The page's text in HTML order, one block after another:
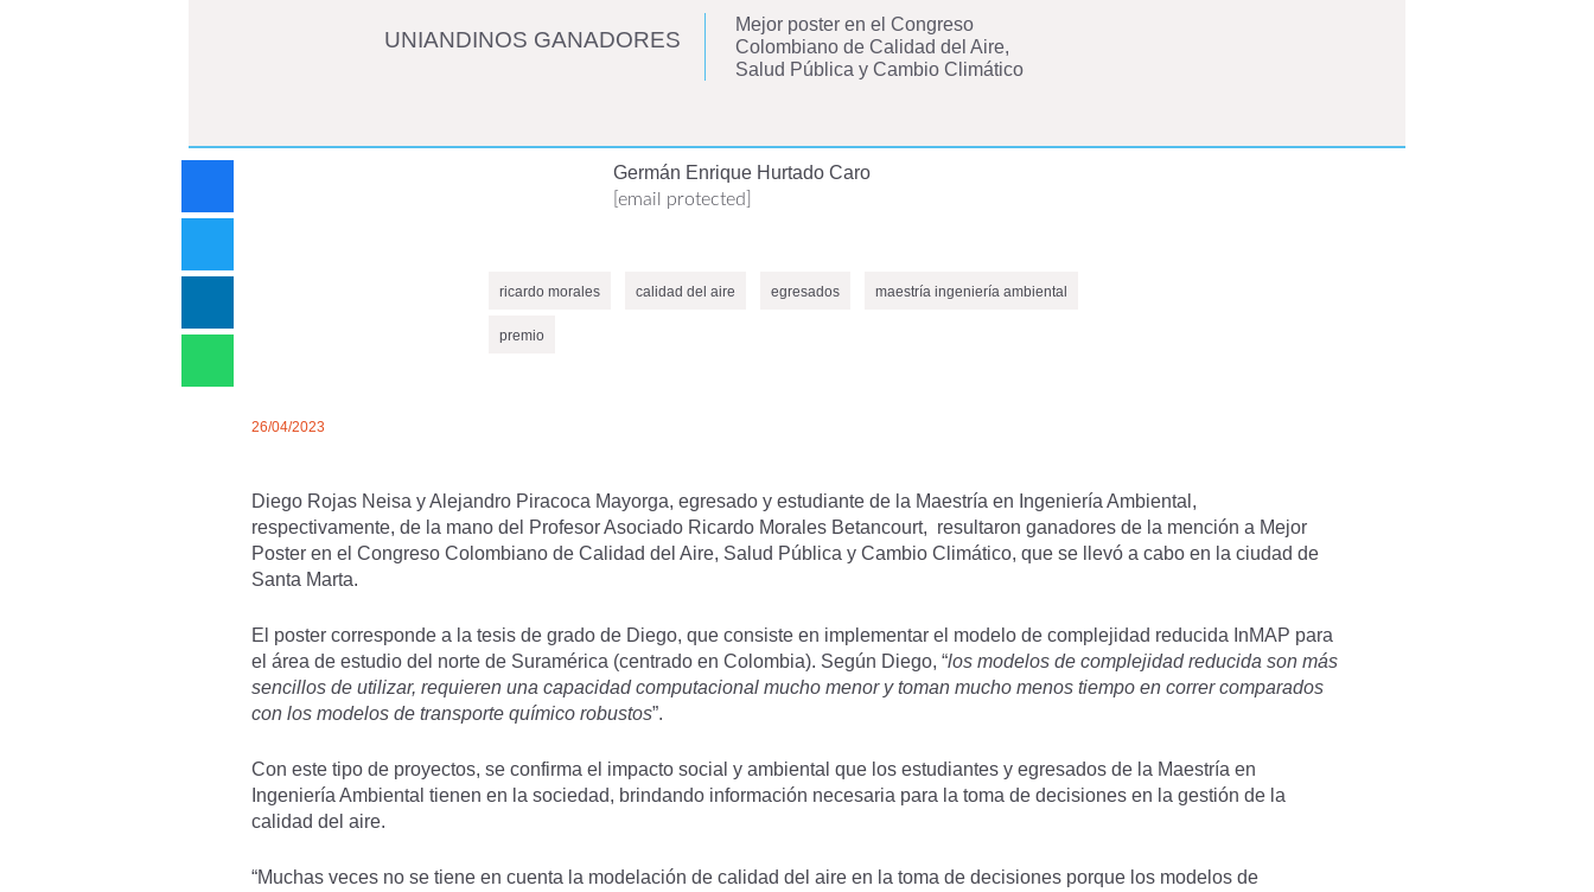
UNIANDINOS GANADORES
Mejor poster en el Congreso
Colombiano de Calidad del Aire,
Salud Pública y Cambio Climático
Germán Enrique Hurtado Caro
[email protected]
ricardo morales calidad del aire egresados maestría ingeniería ambiental
premio
26/04/2023
Diego Rojas Neisa y Alejandro Piracoca Mayorga, egresado y estudiante de la Maestría en Ingeniería Ambiental,
respectivamente, de la mano del Profesor Asociado Ricardo Morales Betancourt, resultaron ganadores de la mención a Mejor
Poster en el Congreso Colombiano de Calidad del Aire, Salud Pública y Cambio Climático, que se llevó a cabo en la ciudad de
Santa Marta.
El poster corresponde a la tesis de grado de Diego, que consiste en implementar el modelo de complejidad reducida InMAP para
el área de estudio del norte de Suramérica (centrado en Colombia). Según Diego, “los modelos de complejidad reducida son más
sencillos de utilizar, requieren una capacidad computacional mucho menor y toman mucho menos tiempo en correr comparados
con los modelos de transporte químico robustos”.
Con este tipo de proyectos, se confirma el impacto social y ambiental que los estudiantes y egresados de la Maestría en
Ingeniería Ambiental tienen en la sociedad, brindando información necesaria para la toma de decisiones en la gestión de la
calidad del aire.
“Muchas veces no se tiene en cuenta la modelación de calidad del aire en la toma de decisiones porque los modelos de